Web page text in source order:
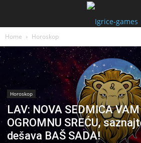
Home Horoskop
Horoskop
LAV: NOVA SEDMICA
OGROMNU SREĆU,
dešava BAŠ SADA!